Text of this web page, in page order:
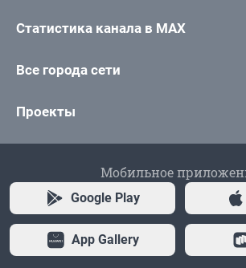
Статистика канала в MAX
Все города сети
Проекты
Мобильное
Google Play
App Gallery